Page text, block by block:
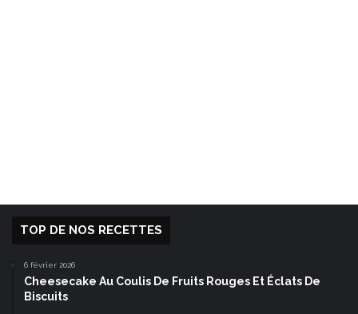
TOP DE NOS RECETTES
6 février 2026
Cheesecake Au Coulis De Fruits Rouges Et Éclats De
Biscuits